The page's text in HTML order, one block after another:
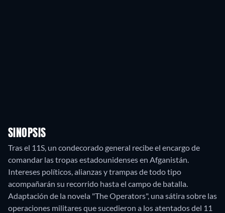
SINOPSIS
Tras el 11S, un condecorado general recibe el encargo de
comandar las tropas estadounidenses en Afganistán.
Intereses políticos, alianzas y trampas de todo tipo
acompañarán su recorrido hasta el campo de batalla.
Adaptación de la novela "The Operators", una sátira sobre las
operaciones militares que sucedieron a los atentados del 11